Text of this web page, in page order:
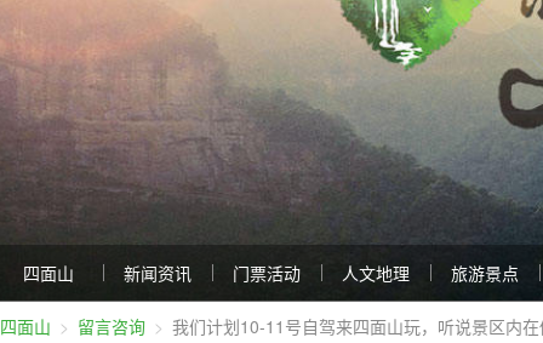
四面山 新闻资讯 门票活动 人文地理 旅游景点
四面山 留言咨询 我们计划10-11号自驾来四面山玩，听说景区内